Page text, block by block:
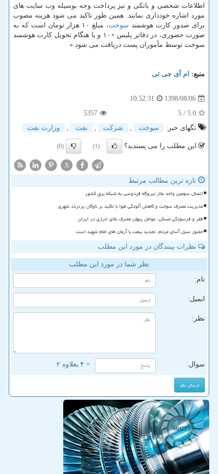
اطلاعات شخصی و بانكی و نیز پرداخت وجه بوسیله وب سایت های
مورد اشاره خودداری نمایند. همین طور تاكید می شود هزینه مصوب
برای صدور كارت هوشمند سوخت
، مبلغ ۱۰ هزار تومان است كه به
صورت حضوری، در دفاتر پلیس +۱۰ و یا هنگام تحویل كارت هوشمند
سوخت توسط مأموران پست دریافت می شود.»
منبع: ام آی جی تی
1398/08/06
10:52:31
5.0
/ 5
5357
تگهای خبر:
سوخت , شركت , نفت , وزارت نفت
این مطلب را می پسندید؟ (1)
(0)
X
تازه ترین مطالب مرتبط
اتصال سومین واحد بخار نیروگاه فردوسی به شبکه برق کشور
مدیریت مصرف سوخت و کاهش آلودگی هوا با تأکید بر ناوگان پرتردد شهری
فقر و فرسودگی مسکن، عوامل پنهان مصرف بالای انرژی در ایران
حضور سیل آسای مردم، تجدید بیعت با آرمان های امام شهید است
نظرات بینندگان در مورد این مطلب
نظر شما در مورد این مطلب
نام:
ایمیل:
نظر:
سوال: = ۴ بعلاوه ۲